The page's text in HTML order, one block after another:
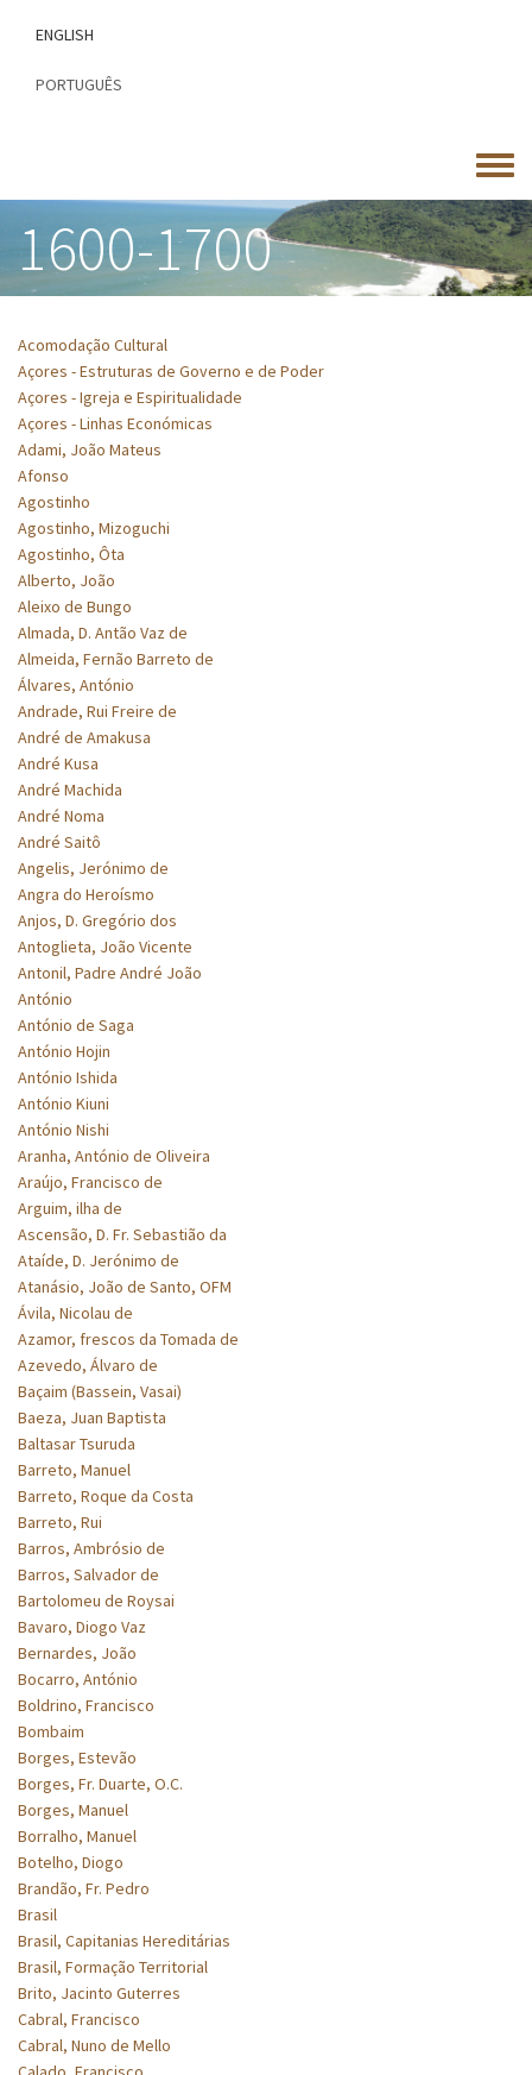
conteúdo
ENGLISH
PORTUGUÊS
Toggle
menu
1600-1700
Acomodação Cultural
Açores - Estruturas de Governo e de Poder
Açores - Igreja e Espiritualidade
Açores - Linhas Económicas
Adami, João Mateus
Afonso
Agostinho
Agostinho, Mizoguchi
Agostinho, Ôta
Alberto, João
Aleixo de Bungo
Almada, D. Antão Vaz de
Almeida, Fernão Barreto de
Álvares, António
Andrade, Rui Freire de
André de Amakusa
André Kusa
André Machida
André Noma
André Saitô
Angelis, Jerónimo de
Angra do Heroísmo
Anjos, D. Gregório dos
Antoglieta, João Vicente
Antonil, Padre André João
António
António de Saga
António Hojin
António Ishida
António Kiuni
António Nishi
Aranha, António de Oliveira
Araújo, Francisco de
Arguim, ilha de
Ascensão, D. Fr. Sebastião da
Ataíde, D. Jerónimo de
Atanásio, João de Santo, OFM
Ávila, Nicolau de
Azamor, frescos da Tomada de
Azevedo, Álvaro de
Baçaim (Bassein, Vasai)
Baeza, Juan Baptista
Baltasar Tsuruda
Barreto, Manuel
Barreto, Roque da Costa
Barreto, Rui
Barros, Ambrósio de
Barros, Salvador de
Bartolomeu de Roysai
Bavaro, Diogo Vaz
Bernardes, João
Bocarro, António
Boldrino, Francisco
Bombaim
Borges, Estevão
Borges, Fr. Duarte, O.C.
Borges, Manuel
Borralho, Manuel
Botelho, Diogo
Brandão, Fr. Pedro
Brasil
Brasil, Capitanias Hereditárias
Brasil, Formação Territorial
Brito, Jacinto Guterres
Cabral, Francisco
Cabral, Nuno de Mello